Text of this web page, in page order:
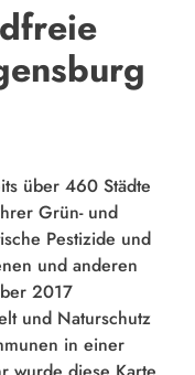
über 460 Städte
Grün- und
Pestizide und
und anderen
2017
und Naturschutz
in einer